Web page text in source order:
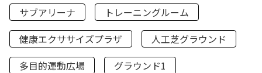
サブアリーナ
トレーニングルーム
健康エクササイズプラザ
人工芝グラウンド
多目的運動広場
グラウンド1